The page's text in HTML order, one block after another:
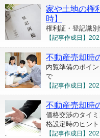
家や土地の権
時】
権利証・登記識
【記事作成日】
不動産売却時
内覧準備のポイ
で
【記事作成日】
不動産売却時
価格交渉のタイ
格設定時のヒン
【記事作成日】